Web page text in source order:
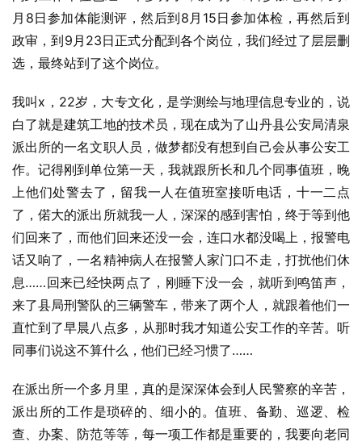
月8日参加体能测评，然后到8月15日参加体检，再然后到
政审，到9月23日正式分配到各个岗位，我们经过了层层删
选，最终站到了这个岗位。
我叫x，22岁，大专文化，是学测绘与地理信息专业的，说
白了就是建筑工地的技术员，现在成为了山丹县公安局清泉
派出所的一名文职人员，做梦都没有想到自己会从事公安工
作。记得刚到单位第一天，我就跟所长和几个同事值班，晚
上他们处警去了，留我一人在值班室接听电话，十一二点
了，偌大的派出所就我一人，深深的感到害怕，终于等到他
们回来了，而他们回来还没一会，连口水都没喝上，报警电
话又响了，一名精神病人在报警人家门口不走，打扰他们休
息……回来已经快两点了，刚睡下没一会，就听到鸣笛声，
来了县局刑警队的三辆警车，带来了两个人，就跟着他们一
直忙到了早晨八点多，从那时我才知道公安工作的辛苦。听
同事们说这不算什么，他们已经习惯了……
在派出所一个多月里，真的是深深体会到人民警察的辛苦，
派出所的工作是琐碎的、细小的。值班、备勤、巡逻、检
查、办案、防范等等，每一项工作都是重要的，我要向老同